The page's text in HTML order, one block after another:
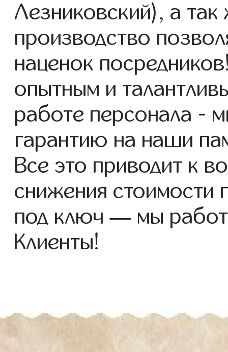
Лезниковский), а
производство
наценок
опытным и
работе персонала -
гарантию на наши
Все это приводит к
снижения стоимости
под ключ — мы
Клиенты!